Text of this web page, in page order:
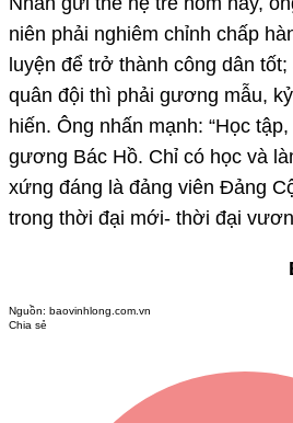
niên phải nghiêm chỉnh chấp
luyện để trở thành công dân
quân đội thì phải gương mẫu,
hiến. Ông nhấn mạnh: “Học
gương Bác Hồ. Chỉ có học và
xứng đáng là đảng viên Đảng
trong thời đại mới- thời đại
Nguồn: baovinhlong.com.vn
Chia sẻ